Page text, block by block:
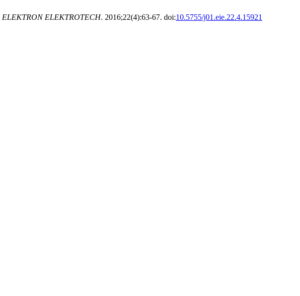
ELEKTRON ELEKTROTECH. 2016;22(4):63-67. doi:10.5755/j01.eie.22.4.15921